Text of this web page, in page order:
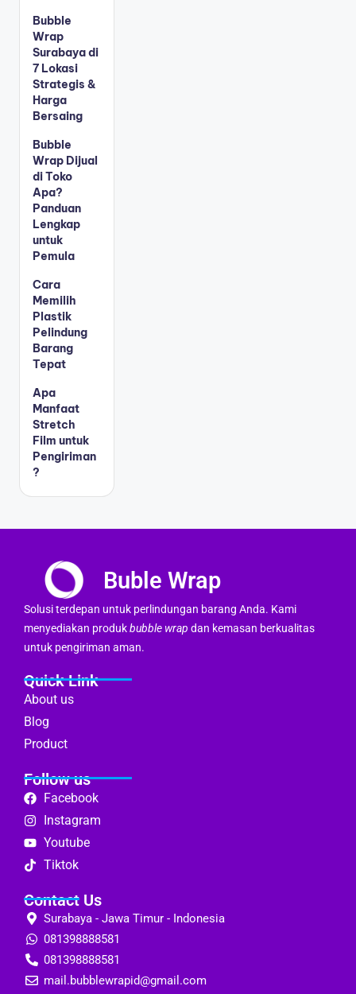
Bubble
Wrap
Surabaya di
7 Lokasi
Strategis &
Harga
Bersaing
Bubble
Wrap Dijual
di Toko
Apa?
Panduan
Lengkap
untuk
Pemula
Cara
Memilih
Plastik
Pelindung
Barang
Tepat
Apa
Manfaat
Stretch
Film untuk
Pengiriman
?
Buble Wrap
Solusi terdepan untuk perlindungan barang Anda. Kami
menyediakan produkbubble wrap dan kemasan berkualitas
untuk pengiriman aman.
Quick Link
About us
Blog
Product
Follow us
Facebook
Instagram
Youtube
Tiktok
Contact Us
Surabaya - Jawa Timur - Indonesia
081398888581
081398888581
mail.bubblewrapid@gmail.com